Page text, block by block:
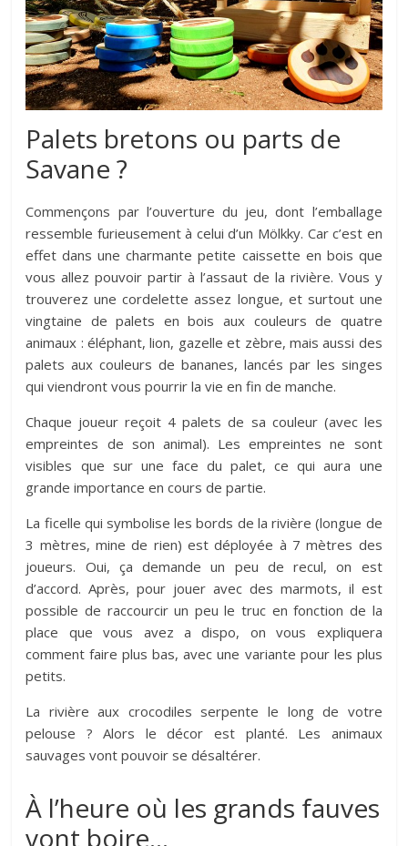
Palets bretons ou parts de
Savane ?
Commençons par l’ouverture du jeu, dont l’emballage
ressemble furieusement à celui d’un Mölkky. Car c’est en
effet dans une charmante petite caissette en bois que
vous allez pouvoir partir à l’assaut de la rivière. Vous y
trouverez une cordelette assez longue, et surtout une
vingtaine de palets en bois aux couleurs de quatre
animaux : éléphant, lion, gazelle et zèbre, mais aussi des
palets aux couleurs de bananes, lancés par les singes
qui viendront vous pourrir la vie en fin de manche.
Chaque joueur reçoit 4 palets de sa couleur (avec les
empreintes de son animal). Les empreintes ne sont
visibles que sur une face du palet, ce qui aura une
grande importance en cours de partie.
La ficelle qui symbolise les bords de la rivière (longue de
3 mètres, mine de rien) est déployée à 7 mètres des
joueurs. Oui, ça demande un peu de recul, on est
d’accord. Après, pour jouer avec des marmots, il est
possible de raccourcir un peu le truc en fonction de la
place que vous avez a dispo, on vous expliquera
comment faire plus bas, avec une variante pour les plus
petits.
La rivière aux crocodiles serpente le long de votre
pelouse ? Alors le décor est planté. Les animaux
sauvages vont pouvoir se désaltérer.
À l’heure où les grands fauves
vont boire…